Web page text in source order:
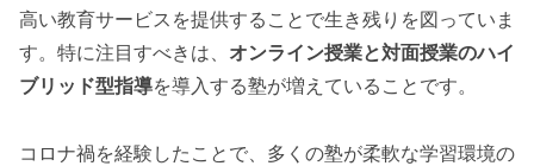
高い教育サービスを提供することで生き残りを図っていま
す。特に注目すべきは、 オンライン授業と対面授業のハイ
ブリッド型指導を導入する塾が増えていることです。
コロナ禍を経験したことで、多くの塾が柔軟な学習環境の